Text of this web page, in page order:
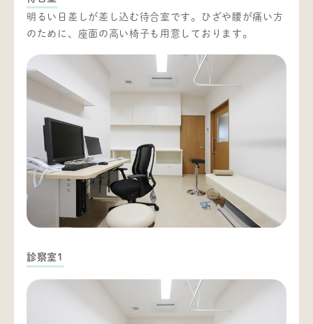
明るい日差しが差し込む待合室です。ひざや腰が痛い方
のために、座面の高い椅子も用意しております。
診察室1